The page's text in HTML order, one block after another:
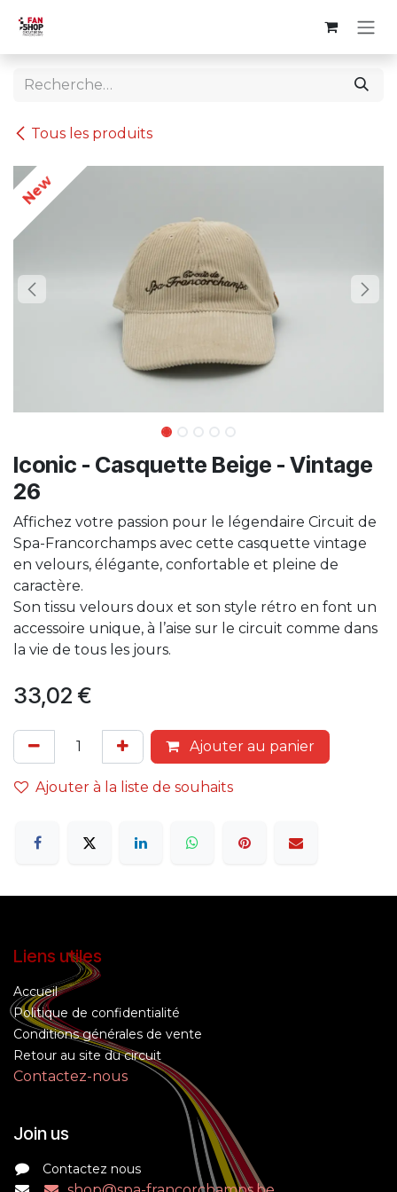
Tous les produits
New
Iconic - Casquette Beige - Vintage
26
Affichez votre passion pour le légendaire Circuit de
Spa-Francorchamps avec cette casquette vintage
en velours, élégante, confortable et pleine de
caractère.
Son tissu velours doux et son style rétro en font un
accessoire unique, à l’aise sur le circuit comme dans
la vie de tous les jours.
33,02 €
Ajouter au panier
Ajouter à la liste de souhaits
Liens utiles
Accueil
Politique de confidentialité
Conditions générales de vente
Retour au site du circuit
Contactez-nous
Join us
Contactez nous